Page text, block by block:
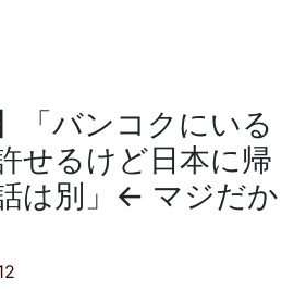
「バンコクにいる
せるけど日本に帰
は別」← マジだか